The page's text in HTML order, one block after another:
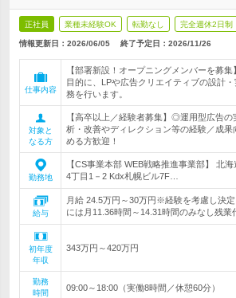
正社員 業種未経験OK 転勤なし 完全週休2日制
情報更新日：2026/06/05 終了予定日： 2026/11/26
仕事内容
【部署新設！オープニングメンバーを募
目的に、LPや広告クリエイティブの設計
務を行います。
対象と
なる方
【高卒以上／経験者募集】◎運用型広告
析・改善やディレクション等の経験／成果
める方歓迎！
勤務地
【CS事業本部 WEB戦略推進事業部】 北
4丁目1－2 Kdx札幌ビル7F…
給与
月給 24.5万円～30万円※経験を考慮し決
には月11.36時間～14.31時間のみなし残業
初年度
年収
343万円～420万円
勤務
時間
09:00～18:00（実働8時間／休憩60分）